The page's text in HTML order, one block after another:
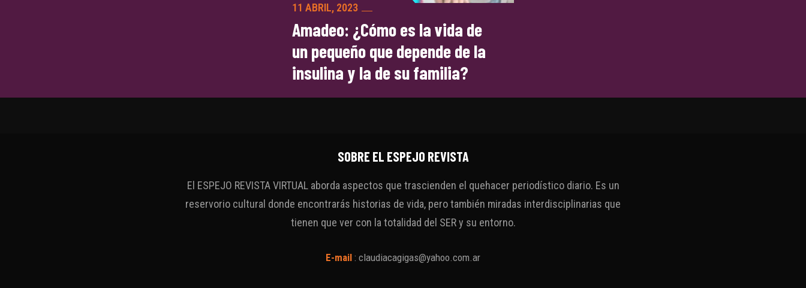
11 ABRIL, 2023
Amadeo: ¿Cómo es la vida de
un pequeño que depende de la
insulina y la de su familia?
SOBRE EL ESPEJO REVISTA
El ESPEJO REVISTA VIRTUAL aborda aspectos que trascienden el quehacer periodístico diario. Es un
reservorio cultural donde encontrarás historias de vida, pero también miradas interdisciplinarias que
tienen que ver con la totalidad del SER y su entorno.
E-mail : claudiacagigas@yahoo.com.ar